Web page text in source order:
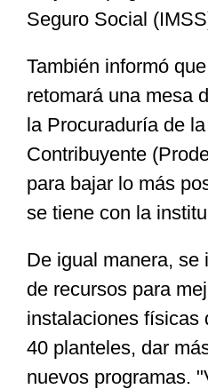
Seguro Social
También informó
retomará una mesa
la Procuraduría de
Contribuyente
para bajar lo más
se tiene con la
De igual manera, se
de recursos para
instalaciones físicas
40 planteles, dar
nuevos programas.